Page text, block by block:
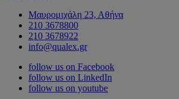
Μαυρομιχάλη 23, Αθήνα
210 3678800
210 3678922
info@qualex.gr
follow us on Facebook
follow us on LinkedIn
follow us on youtube